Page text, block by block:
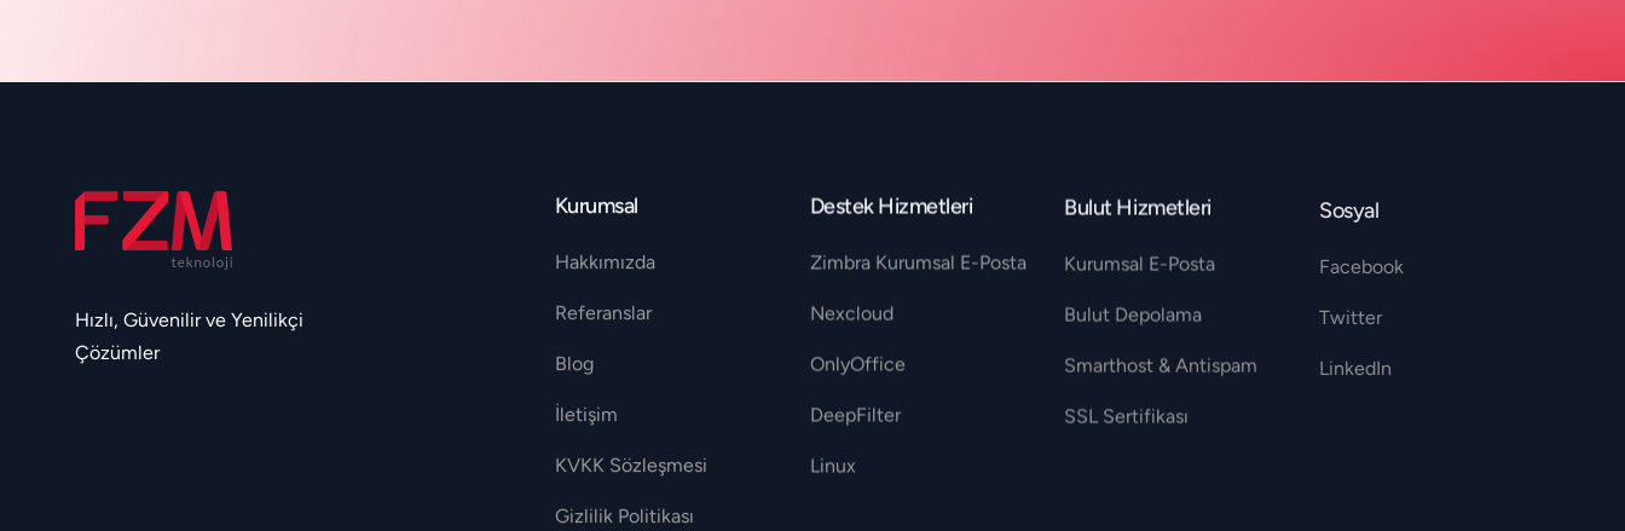
Hızlı, Güvenilir ve Yenilikçi
Çözümler
Kurumsal
Hakkımızda
Referanslar
Blog
İletişim
KVKK Sözleşmesi
Gizlilik Politikası
Destek Hizmetleri
Zimbra Kurumsal E-Posta
Nexcloud
OnlyOffice
DeepFilter
Linux
Bulut Hizmetleri
Kurumsal E-Posta
Bulut Depolama
Smarthost & Antispam
SSL Sertifikası
Sosyal
Facebook
Twitter
LinkedIn